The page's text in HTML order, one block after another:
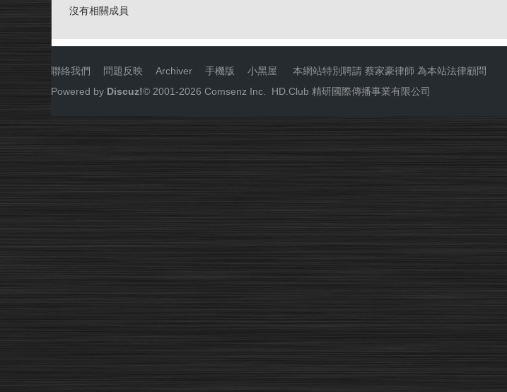
所
沒有相關成員
聯絡我們 問題反映 Archiver 手機版 小黑屋 本網站特別聘請 蔡家豪律師 為本站法律顧問
Powered by Discuz!© 2001-2026 Comsenz Inc. HD.Club 精研國際傳播事業有限公司